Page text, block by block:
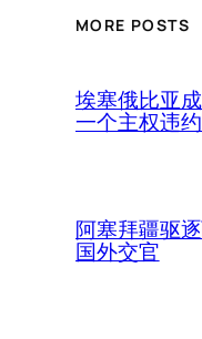
MORE POSTS
埃塞俄比亚
一个主权违
阿塞拜疆驱
国外交官